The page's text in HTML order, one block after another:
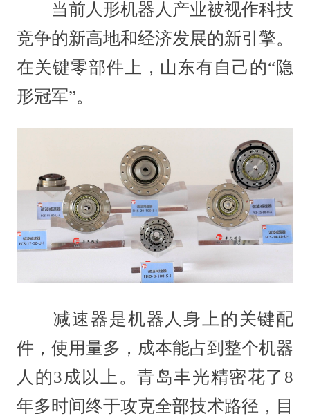
当前人形机器人产业被视作科技
竞争的新高地和经济发展的新引擎。
在关键零部件上，山东有自己的“隐
形冠军”。
减速器是机器人身上的关键配
件，使用量多，成本能占到整个机器
人的3成以上。青岛丰光精密花了8
年多时间终于攻克全部技术路径，目